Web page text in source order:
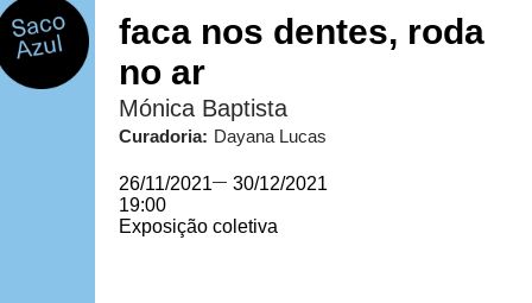
faca nos dentes, roda
no ar
Mónica Baptista
Curadoria: Dayana Lucas
26/11/2021— 30/12/2021
19:00
Exposição coletiva